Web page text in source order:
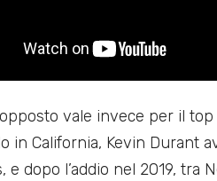
vale invece per il
in California, Kevin Durant
e dopo l’addio nel 2019,